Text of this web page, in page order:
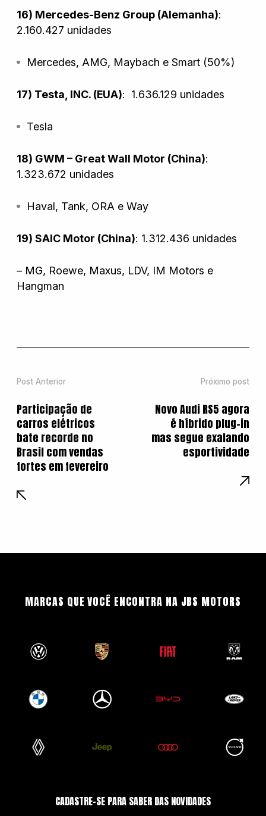
16) Mercedes-Benz Group (Alemanha):
2.160.427 unidades
Mercedes, AMG, Maybach e Smart (50%)
17) Testa, INC. (EUA): 1.636.129 unidades
Tesla
18) GWM – Great Wall Motor (China):
1.323.672 unidades
Haval, Tank, ORA e Way
19) SAIC Motor (China): 1.312.436 unidades
– MG, Roewe, Maxus, LDV, IM Motors e
Hangman
Post Anterior
Participação de
carros elétricos
bate recorde no
Brasil com vendas
fortes em fevereiro
Próximo post
Novo Audi RS5 agora
é híbrido plug-in
mas segue exalando
esportividade
MARCAS QUE VOCÊ ENCONTRA NA JBS MOTORS
CADASTRE-SE PARA SABER DAS NOVIDADES